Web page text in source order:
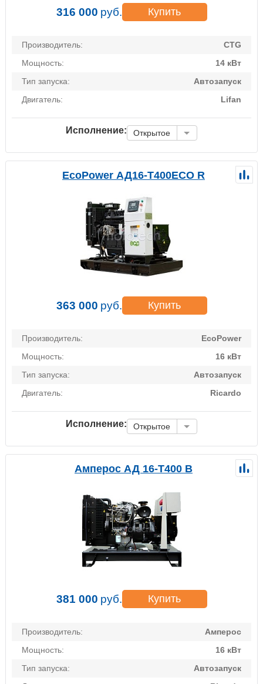
316 000 руб. Купить
Производитель:
CTG
Мощность:
14 кВт
Тип запуска:
Автозапуск
Двигатель:
Lifan
Исполнение: Открытое
EcoPower АД16-T400ECO R
363 000 руб. Купить
Производитель:
EcoPower
Мощность:
16 кВт
Тип запуска:
Автозапуск
Двигатель:
Ricardo
Исполнение: Открытое
Амперос АД 16-Т400 B
381 000 руб. Купить
Производитель:
Амперос
Мощность:
16 кВт
Тип запуска:
Автозапуск